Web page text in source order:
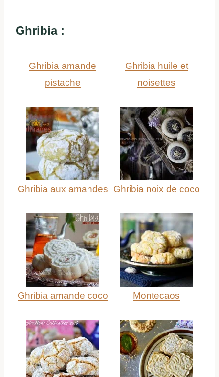
Ghribia :
Ghribia amande
pistache
Ghribia huile et
noisettes
Ghribia aux amandes Ghribia noix de coco
Ghribia amande coco Montecaos